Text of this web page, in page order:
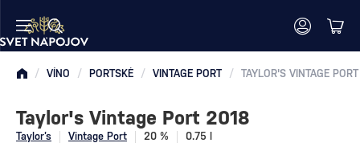
/ VÍNO / PORTSKÉ / VINTAGE PORT / TAYLOR'S VINTAGE
Taylor’s Vintage Port 20 % 0.75 l
Taylor's Vintage Port 2018